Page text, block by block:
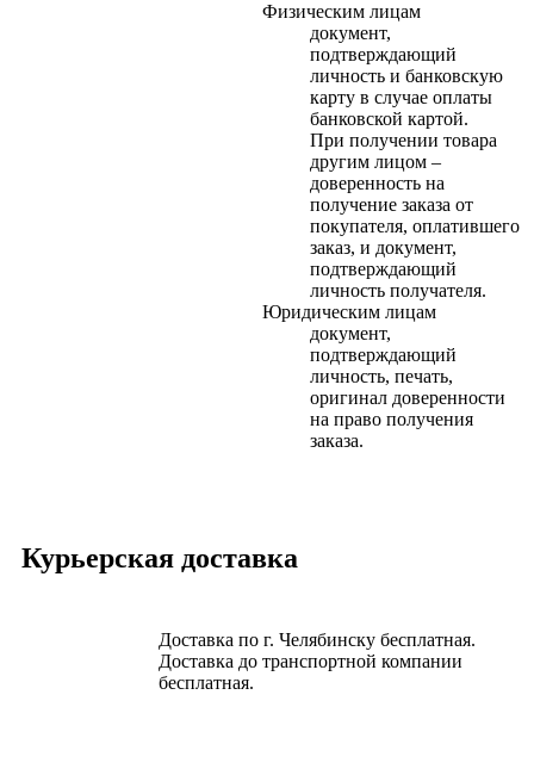
Физическим лицам
документ,
подтверждающий
личность и банковскую
карту в случае оплаты
банковской картой.
При получении товара
другим лицом –
доверенность на
получение заказа от
покупателя, оплатившего
заказ, и документ,
подтверждающий
личность получателя.
Юридическим лицам
документ,
подтверждающий
личность, печать,
оригинал доверенности
на право получения
заказа.
Курьерская доставка
Доставка по г. Челябинску бесплатная.
Доставка до транспортной компании
бесплатная.